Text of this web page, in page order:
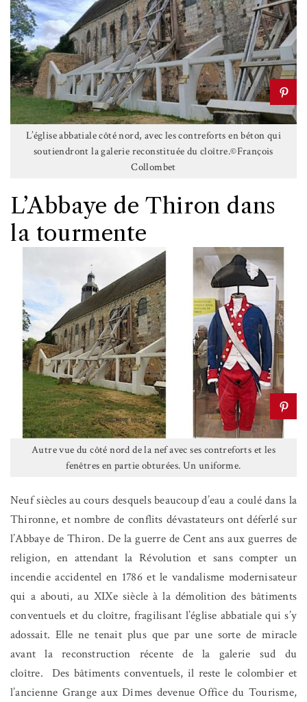
L’église abbatiale côté nord, avec les contreforts en béton qui
soutiendront la galerie reconstituée du cloître.©François
Collombet
L’Abbaye de Thiron dans
la tourmente
Autre vue du côté nord de la nef avec ses contreforts et les
fenêtres en partie obturées. Un uniforme.
Neuf siècles au cours desquels beaucoup d’eau a coulé dans la
Thironne, et nombre de conflits dévastateurs ont déferlé sur
l’Abbaye de Thiron. De la guerre de Cent ans aux guerres de
religion, en attendant la Révolution et sans compter un
incendie accidentel en 1786 et le vandalisme modernisateur
qui a abouti, au XIXe siècle à la démolition des bâtiments
conventuels et du cloître, fragilisant l’église abbatiale qui s’y
adossait. Elle ne tenait plus que par une sorte de miracle
avant la reconstruction récente de la galerie sud du
cloître.
Des bâtiments conventuels, il reste le colombier et
l’ancienne Grange aux Dîmes devenue Office du Tourisme,